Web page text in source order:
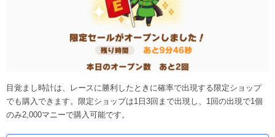
目覚まし時計は、レースに勝利したときに確率で出現する限定ショップ
でも購入できます。限定ショップは1日3回まで出現し、1回の出現で1個
のみ2,000マニーで購入可能です。